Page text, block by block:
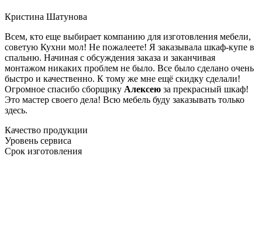
Кристина Шатунова
Всем, кто еще выбирает компанию для изготовления мебели,
советую Кухни мол! Не пожалеете! Я заказывала шкаф-купе в
спальню. Начиная с обсуждения заказа и заканчивая
монтажом никаких проблем не было. Все было сделано очень
быстро и качественно. К тому же мне ещё скидку сделали!
Огромное спасибо сборщику Алексею за прекрасный шкаф!
Это мастер своего дела! Всю мебель буду заказывать только
здесь.
Качество продукции
Уровень сервиса
Срок изготовления